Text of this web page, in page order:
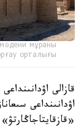
мұраны
орталығы
قازالى
اۋدانىنداعى